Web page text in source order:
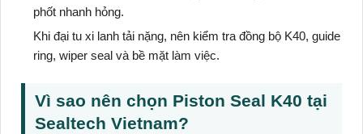
phốt nhanh hỏng.
Khi đại tu xi lanh tải nặng, nên kiểm tra đồng bộ K40, guide
ring, wiper seal và bề mặt làm việc.
Vì sao nên chọn Piston Seal K40 tại
Sealtech Vietnam?